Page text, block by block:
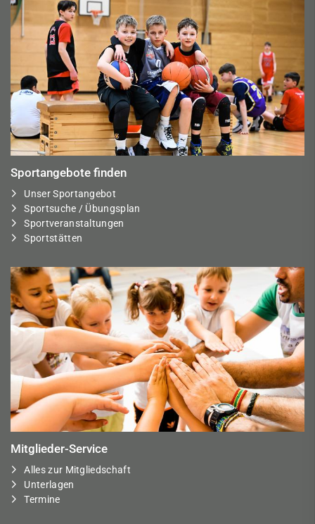
Sportangebote finden
Unser Sportangebot
Sportsuche / Übungsplan
Sportveranstaltungen
Sportstätten
Mitglieder-Service
Alles zur Mitgliedschaft
Unterlagen
Termine